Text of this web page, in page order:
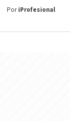
PoriProfesional